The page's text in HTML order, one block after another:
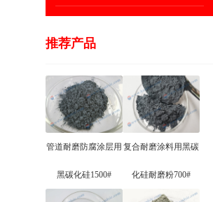
推荐产品
管道耐磨防腐涂层用
黑碳化硅1500#
复合耐磨涂料用黑碳
化硅耐磨粉700#